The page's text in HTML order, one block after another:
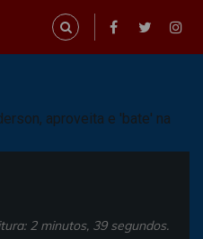
2 minutos, 39 segundos.